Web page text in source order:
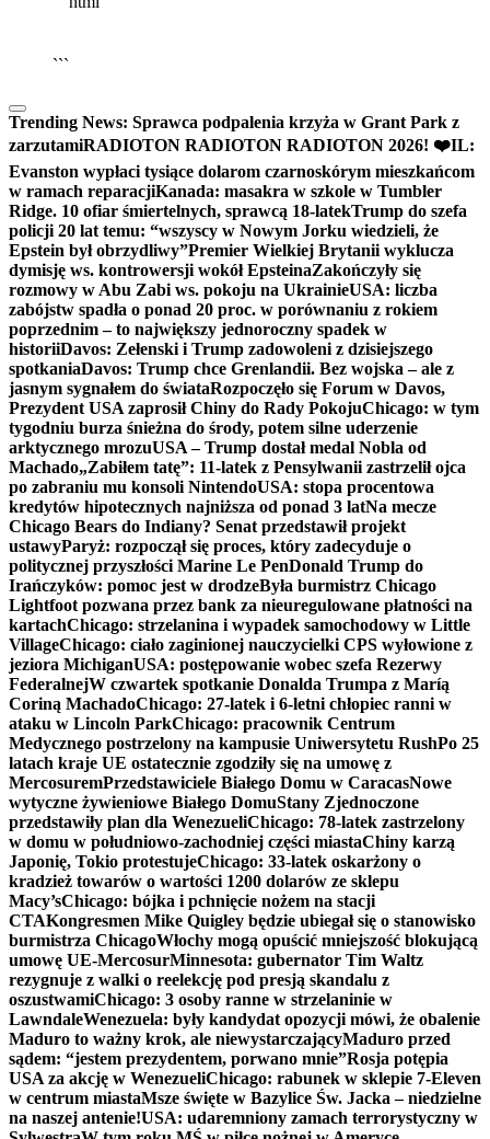
```
Trending News: Sprawca podpalenia krzyża w Grant Park z
zarzutamiRADIOTON RADIOTON RADIOTON 2026! ❤️IL:
Evanston wypłaci tysiące dolarom czarnoskórym mieszkańcom
w ramach reparacjiKanada: masakra w szkole w Tumbler
Ridge. 10 ofiar śmiertelnych, sprawcą 18-latekTrump do szefa
policji 20 lat temu: “wszyscy w Nowym Jorku wiedzieli, że
Epstein był obrzydliwy”Premier Wielkiej Brytanii wyklucza
dymisję ws. kontrowersji wokół EpsteinaZakończyły się
rozmowy w Abu Zabi ws. pokoju na UkrainieUSA: liczba
zabójstw spadła o ponad 20 proc. w porównaniu z rokiem
poprzednim – to największy jednoroczny spadek w
historiiDavos: Zełenski i Trump zadowoleni z dzisiejszego
spotkaniaDavos: Trump chce Grenlandii. Bez wojska – ale z
jasnym sygnałem do świataRozpoczęło się Forum w Davos,
Prezydent USA zaprosił Chiny do Rady PokojuChicago: w tym
tygodniu burza śnieżna do środy, potem silne uderzenie
arktycznego mrozuUSA – Trump dostał medal Nobla od
Machado„Zabiłem tatę”: 11-latek z Pensylwanii zastrzelił ojca
po zabraniu mu konsoli NintendoUSA: stopa procentowa
kredytów hipotecznych najniższa od ponad 3 latNa mecze
Chicago Bears do Indiany? Senat przedstawił projekt
ustawyParyż: rozpoczął się proces, który zadecyduje o
politycznej przyszłości Marine Le PenDonald Trump do
Irańczyków: pomoc jest w drodzeByła burmistrz Chicago
Lightfoot pozwana przez bank za nieuregulowane płatności na
kartachChicago: strzelanina i wypadek samochodowy w Little
VillageChicago: ciało zaginionej nauczycielki CPS wyłowione z
jeziora MichiganUSA: postępowanie wobec szefa Rezerwy
FederalnejW czwartek spotkanie Donalda Trumpa z Maríą
Coriną MachadoChicago: 27-latek i 6-letni chłopiec ranni w
ataku w Lincoln ParkChicago: pracownik Centrum
Medycznego postrzelony na kampusie Uniwersytetu RushPo 25
latach kraje UE ostatecznie zgodziły się na umowę z
MercosuremPrzedstawiciele Białego Domu w CaracasNowe
wytyczne żywieniowe Białego DomuStany Zjednoczone
przedstawiły plan dla WenezueliChicago: 78-latek zastrzelony
w domu w południowo-zachodniej części miastaChiny karzą
Japonię, Tokio protestujeChicago: 33-latek oskarżony o
kradzież towarów o wartości 1200 dolarów ze sklepu
Macy’sChicago: bójka i pchnięcie nożem na stacji
CTAKongresmen Mike Quigley będzie ubiegał się o stanowisko
burmistrza ChicagoWłochy mogą opuścić mniejszość blokującą
umowę UE-MercosurMinnesota: gubernator Tim Waltz
rezygnuje z walki o reelekcję pod presją skandalu z
oszustwamiChicago: 3 osoby ranne w strzelaninie w
LawndaleWenezuela: były kandydat opozycji mówi, że obalenie
Maduro to ważny krok, ale niewystarczającyMaduro przed
sądem: “jestem prezydentem, porwano mnie”Rosja potępia
USA za akcję w WenezueliChicago: rabunek w sklepie 7-Eleven
w centrum miastaMsze święte w Bazylice Św. Jacka – niedzielne
na naszej antenie!USA: udaremniony zamach terrorystyczny w